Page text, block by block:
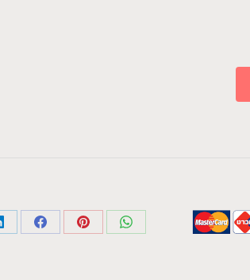
Share
Share
Share